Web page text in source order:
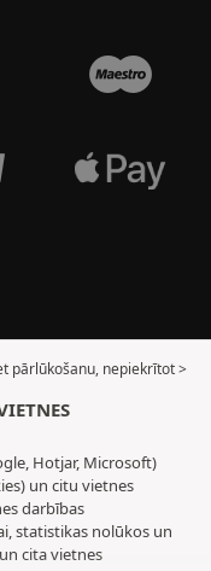
pārlūkošanu, nepiekrītot >
Hotjar, Microsoft)
un citu vietnes
darbības
statistikas nolūkos un
cita vietnes